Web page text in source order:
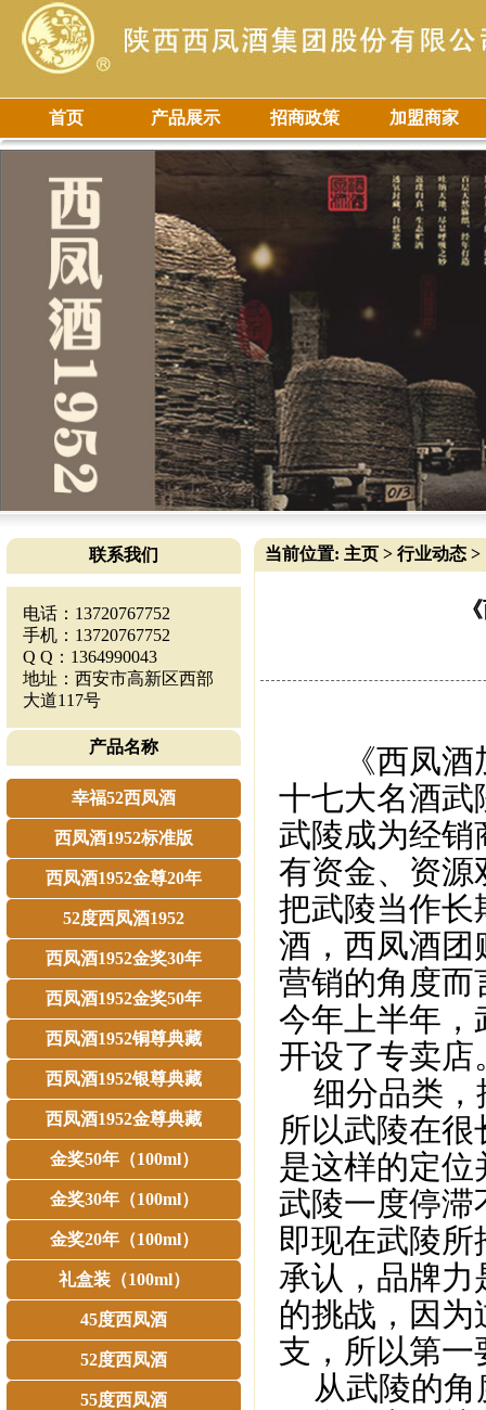
首页 产品展示 招商政策 加盟商家
联系我们
电话：13720767752
手机：13720767752
Q Q：1364990043
地址：西安市高新区西部
大道117号
产品名称
幸福52西凤酒
西凤酒1952标准版
西凤酒1952金尊20年
52度西凤酒1952
西凤酒1952金奖30年
西凤酒1952金奖50年
西凤酒1952铜尊典藏
西凤酒1952银尊典藏
西凤酒1952金尊典藏
金奖50年（100ml）
金奖30年（100ml）
金奖20年（100ml）
礼盒装（100ml）
45度西凤酒
52度西凤酒
55度西凤酒
当前位置: 主页 > 行业动态 >
《西凤酒加
十七大名酒武
武陵成为经销
有资金、资源
把武陵当作长
酒，西凤酒团
营销的角度而
今年上半年，
开设了专卖店
细分品类，
所以武陵在
是这样的定
武陵一度停滞
即现在武陵
承认，品牌力
的挑战，因
支，所以第一
从武陵的角